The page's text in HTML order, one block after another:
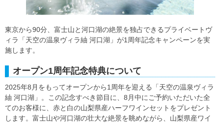
東京から90分、富士山と河口湖の絶景を独占できるプライベートヴ
ィラ「天空の温泉ヴィラ紬 河口湖」が1周年記念キャンペーンを実
施します。
オープン1周年記念特典について
2025年8月をもってオープンから1周年を迎える「天空の温泉ヴィラ
紬 河口湖」。この記念すべき節目に、8月中にご予約いただいた全
てのお客様に、赤と白の山梨県産ハーフワインセットをプレゼント
します。富士山や河口湖の壮大な絶景を眺めながら、山梨県産ワイ